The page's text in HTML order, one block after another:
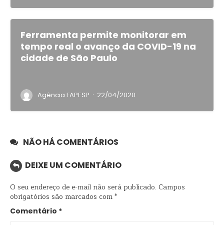
Ferramenta permite monitorar em
tempo real o avanço da COVID-19 na
cidade de São Paulo
Agência FAPESP · 22/04/2020
NÃO HÁ COMENTÁRIOS
DEIXE UM COMENTÁRIO
O seu endereço de e-mail não será publicado. Campos
obrigatórios são marcados com*
Comentário *